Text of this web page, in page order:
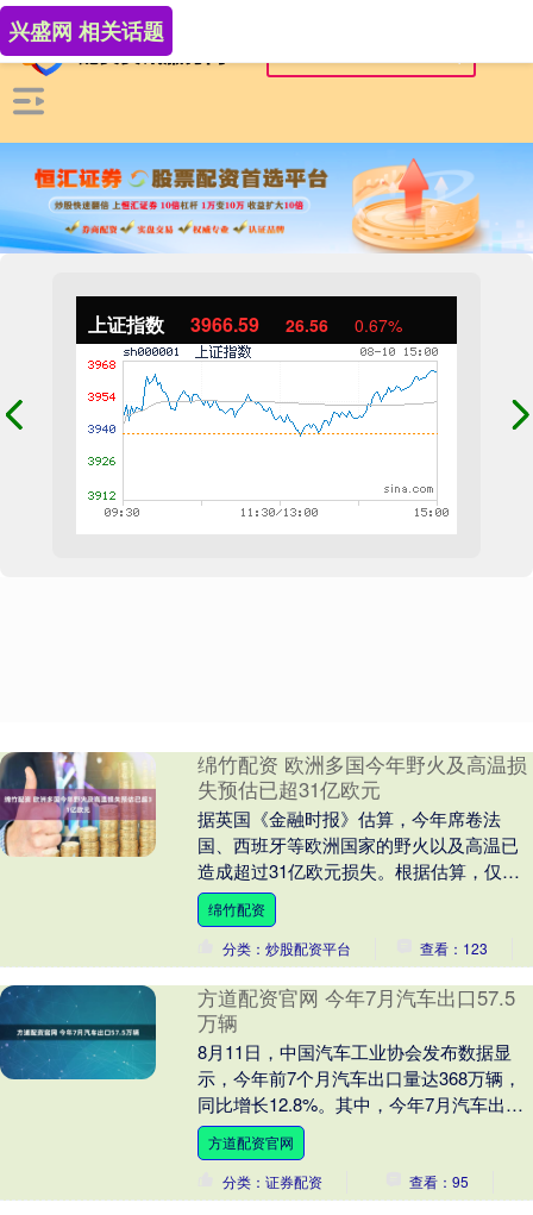
上证指数 3966.59 26.56 0.67%
兴盛网 相关话题
绵竹配资 欧洲多国今年野火及高温损
失预估已超31亿欧元
据英国《金融时报》估算，今年席卷法
国、西班牙等欧洲国家的野火以及高温已
造成超过31亿欧元损失。根据估算，仅法
国、西班牙、葡萄牙、希腊和罗马尼亚这5
个受野火和高温....
绵竹配资
分类：炒股配资平台
查看：123
方道配资官网 今年7月汽车出口57.5
万辆
8月11日，中国汽车工业协会发布数据显
示，今年前7个月汽车出口量达368万辆，
同比增长12.8%。其中，今年7月汽车出口
57.5万辆，环比下降2.8%，同比增长....
方道配资官网
分类：证券配资
查看：95